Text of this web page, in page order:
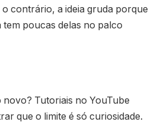
contrário, a ideia gruda porque
poucas delas no palco
Tutoriais no YouTube
que o limite é só curiosidade.